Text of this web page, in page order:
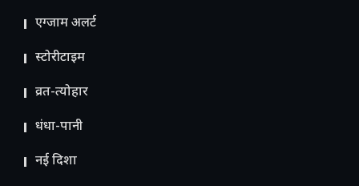
एग्जाम अलर्ट
स्टोरीटाइम
व्रत-त्योहार
धंधा-पानी
नई दिशा